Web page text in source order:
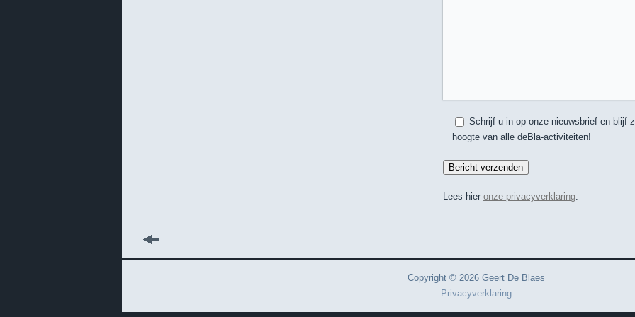
Schrijf u in op onze nieuwsbrief en blijf
hoogte van alle deBla-activiteiten!
Lees hier onze privacyverklaring.
Copyright © 2026 Geert De Blaes
Privacyverklaring